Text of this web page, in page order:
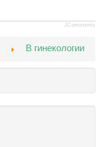
JComments
В гинекологии